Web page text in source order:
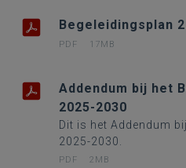
Begeleidingsplan
PDF 17MB
Addendum bij het
2025-2030
Dit is het Addendum
2025-2030.
PDF 2MB